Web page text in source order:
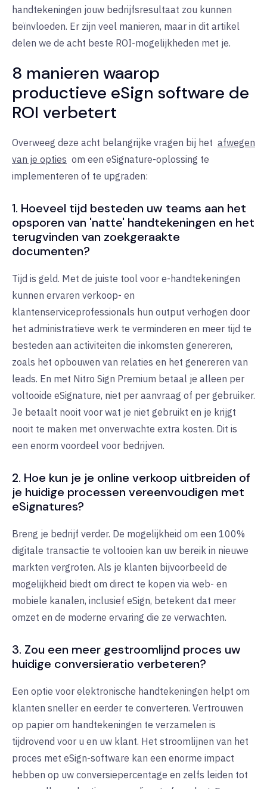
handtekeningen jouw bedrijfsresultaat zou kunnen
beïnvloeden. Er zijn veel manieren, maar in dit artikel
delen we de acht beste ROI-mogelijkheden met je.
8 manieren waarop
productieve eSign software de
ROI verbetert
Overweeg deze acht belangrijke vragen bij het afwegen
van je opties om een eSignature-oplossing te
implementeren of te upgraden:
1. Hoeveel tijd besteden uw teams aan het
opsporen van 'natte' handtekeningen en het
terugvinden van zoekgeraakte
documenten?
Tijd is geld. Met de juiste tool voor e-handtekeningen
kunnen ervaren verkoop- en
klantenserviceprofessionals hun output verhogen door
het administratieve werk te verminderen en meer tijd te
besteden aan activiteiten die inkomsten genereren,
zoals het opbouwen van relaties en het genereren van
leads. En met Nitro Sign Premium betaal je alleen per
voltooide eSignature, niet per aanvraag of per gebruiker.
Je betaalt nooit voor wat je niet gebruikt en je krijgt
nooit te maken met onverwachte extra kosten. Dit is
een enorm voordeel voor bedrijven.
2. Hoe kun je je online verkoop uitbreiden of
je huidige processen vereenvoudigen met
eSignatures?
Breng je bedrijf verder. De mogelijkheid om een 100%
digitale transactie te voltooien kan uw bereik in nieuwe
markten vergroten. Als je klanten bijvoorbeeld de
mogelijkheid biedt om direct te kopen via web- en
mobiele kanalen, inclusief eSign, betekent dat meer
omzet en de moderne ervaring die ze verwachten.
3. Zou een meer gestroomlijnd proces uw
huidige conversieratio verbeteren?
Een optie voor elektronische handtekeningen helpt om
klanten sneller en eerder te converteren. Vertrouwen
op papier om handtekeningen te verzamelen is
tijdrovend voor u en uw klant. Het stroomlijnen van het
proces met eSign-software kan een enorme impact
hebben op uw conversiepercentage en zelfs leiden tot